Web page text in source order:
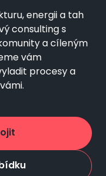
energii a tah
consulting s
a cíleným
vám
procesy a